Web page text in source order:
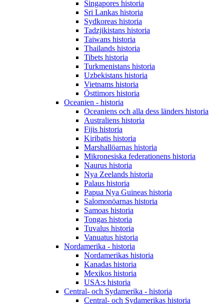
Singapores historia
Sri Lankas historia
Sydkoreas historia
Tadzjikistans historia
Taiwans historia
Thailands historia
Tibets historia
Turkmenistans historia
Uzbekistans historia
Vietnams historia
Östtimors historia
Oceanien - historia
Oceaniens och alla dess länders historia
Australiens historia
Fijis historia
Kiribatis historia
Marshallöarnas historia
Mikronesiska federationens historia
Naurus historia
Nya Zeelands historia
Palaus historia
Papua Nya Guineas historia
Salomonöarnas historia
Samoas historia
Tongas historia
Tuvalus historia
Vanuatus historia
Nordamerika - historia
Nordamerikas historia
Kanadas historia
Mexikos historia
USA:s historia
Central- och Sydamerika - historia
Central- och Sydamerikas historia